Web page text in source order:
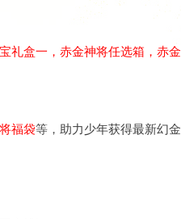
礼盒一，赤金神将任选箱，赤金
福袋等， 助力少年获得最新幻金